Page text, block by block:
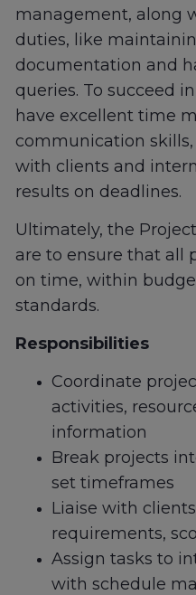
management, along
duties, like
documentation and
queries. To succeed
have excellent time
communication skills,
with clients and
results on deadlines.
Ultimately, the
are to ensure that all
on time, within
standards.
Responsibilities
Coordinate
activities,
information
Break projects
set timeframes
Liaise with
requirements,
Assign tasks to
with schedule